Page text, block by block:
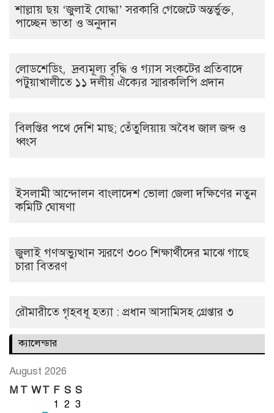
শাল্লায় ছয় ‘জুলাই যোদ্ধা’ সরকারি গেজেটে অন্তর্ভুক্ত,
পাচ্ছেন ভাতা ও অনুদান
লোডশেডিং, দ্রব্যমূল্য বৃদ্ধি ও গ্যাস সংকটের প্রতিবাদে
পটুয়াখালীতে ১১ দলীয় ঐক্যের স্মারকলিপি প্রদান
বিলপ্তির পথে দেশি মাছ; তেঁতুলিয়ায় অবৈধ জাল জব্দ ও
ধ্বংস
ইসলামী আন্দোলন বাংলাদেশ ভোলা জেলা দক্ষিণের নতুন
কমিটি ঘোষণা
জুলাই গণঅভ্যুত্থান স্মরণে ৩০০ শিক্ষার্থীদের মাঝে গাছে
চারা বিতরণ
রৌমারীতে গৃহবধূ হত্যা : প্রধান আসামিসহ গ্রেপ্তার ৩
ক্যালেন্ডার
August 2026
M T WT F S S
1 2 3